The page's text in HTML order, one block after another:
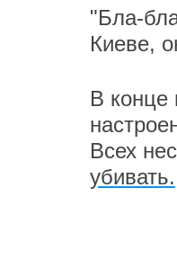
"Бла-
Киеве,
В конце
Всех
убивать.